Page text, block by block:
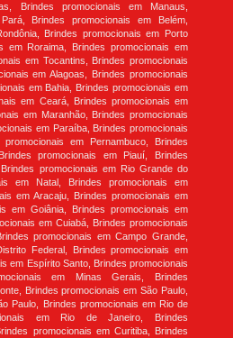
Brindes promocionais em Manaus,
Brindes promocionais em Belém,
Brindes promocionais em Porto
em Roraima, Brindes promocionais em
em Tocantins, Brindes promocionais
em Alagoas, Brindes promocionais
em Bahia, Brindes promocionais em
em Ceará, Brindes promocionais em
em Maranhão, Brindes promocionais
em Paraíba, Brindes promocionais
em Pernambuco, Brindes
promocionais em Piauí, Brindes
promocionais em Rio Grande do
em Natal, Brindes promocionais em
em Aracaju, Brindes promocionais em
em Goiânia, Brindes promocionais em
em Cuiabá, Brindes promocionais
promocionais em Campo Grande,
Federal, Brindes promocionais em
em Espírito Santo, Brindes promocionais
em Minas Gerais, Brindes
Brindes promocionais em São Paulo,
Paulo, Brindes promocionais em Rio de
em Rio de Janeiro, Brindes
promocionais em Curitiba, Brindes